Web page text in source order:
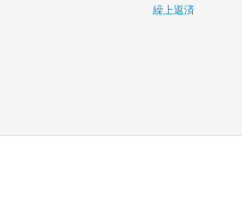
繰上返済